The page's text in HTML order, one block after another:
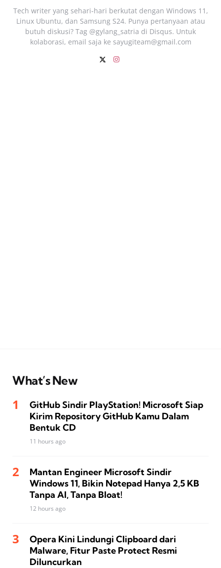
Tech writer yang sehari‑hari berkutat dengan Windows 11,
Linux Ubuntu, dan Samsung S24. Punya pertanyaan atau
butuh diskusi? Tag @gylang_satria di Disqus. Untuk
kolaborasi, email saja ke sayugiteam@gmail.com
What’s New
GitHub Sindir PlayStation! Microsoft Siap
Kirim Repository GitHub Kamu Dalam
Bentuk CD
11 hours ago
Mantan Engineer Microsoft Sindir
Windows 11, Bikin Notepad Hanya 2,5 KB
Tanpa AI, Tanpa Bloat!
12 hours ago
Opera Kini Lindungi Clipboard dari
Malware, Fitur Paste Protect Resmi
Diluncurkan